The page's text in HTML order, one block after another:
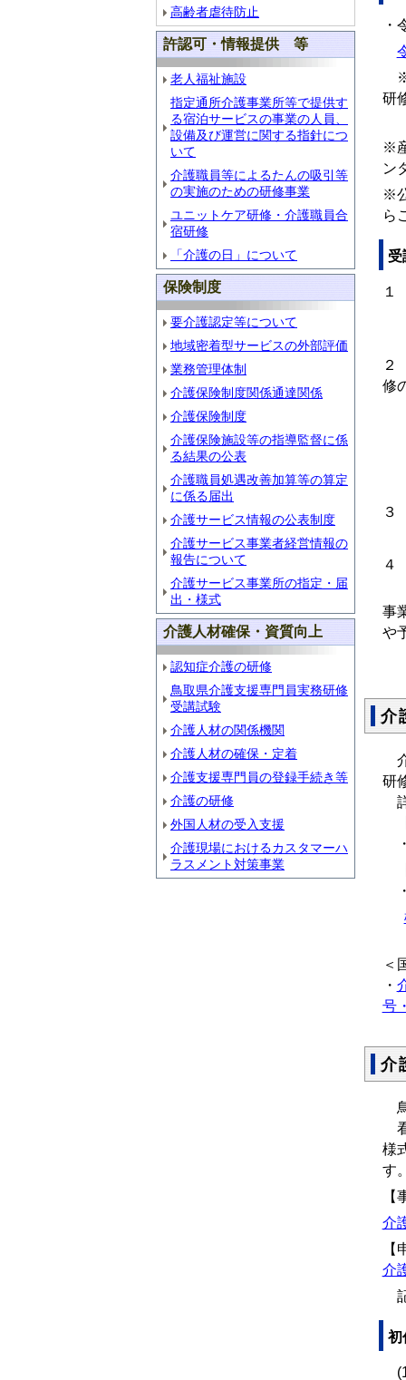
高齢者虐待防止
許認可・情報提供 等
老人福祉施設
指定通所介護事業所等で提供す
る宿泊サービスの事業の人員、
設備及び運営に関する指針につ
いて
介護職員等によるたんの吸引等
の実施のための研修事業
ユニットケア研修・介護職員合
宿研修
「介護の日」について
保険制度
要介護認定等について
地域密着型サービスの外部評価
業務管理体制
介護保険制度関係通達関係
介護保険制度
介護保険施設等の指導監督に係
る結果の公表
介護職員処遇改善加算等の算定
に係る届出
介護サービス情報の公表制度
介護サービス事業者経営情報の
報告について
介護サービス事業所の指定・届
出・様式
介護人材確保・資質向上
認知症介護の研修
鳥取県介護支援専門員実務研修
受講試験
介護人材の関係機関
介護人材の確保・定着
介護支援専門員の登録手続き等
介護の研修
外国人材の受入支援
介護現場におけるカスタマーハ
ラスメント対策事業
・
※
研
※
ン
※
ら
受
１
※
２
修
３
４
事
や
介
研
・
・
＜
・
号
介
様
す。
【
介
【
介
初